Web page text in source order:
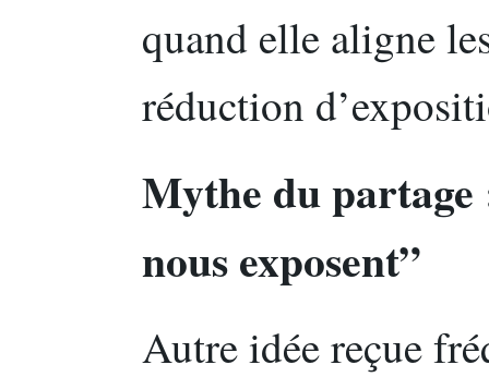
quand elle aligne
réduction
Mythe du partage
nous exposent”
Autre idée reçue